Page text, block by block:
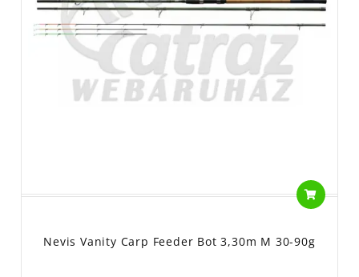
Nevis Vanity Carp Feeder Bot 3,30m M 30-90g